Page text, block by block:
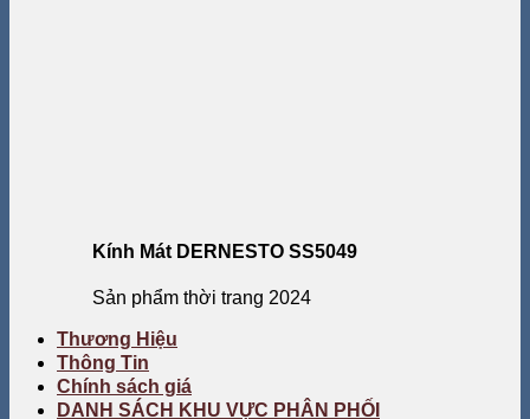
Kính Mát DERNESTO SS5049
Sản phẩm thời trang 2024
Thương Hiệu
Thông Tin
Chính sách giá
DANH SÁCH KHU VỰC PHÂN PHỐI